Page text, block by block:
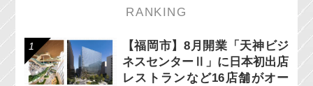
RANKING
【福岡市】8月開業「天神ビジ
ネスセンターⅡ」に日本初出店
レストランなど16店舗がオー